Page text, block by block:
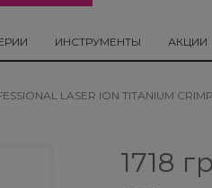
ИНСТРУМЕНТЫ АКЦИИ
LASER ION TITANIUM
1718